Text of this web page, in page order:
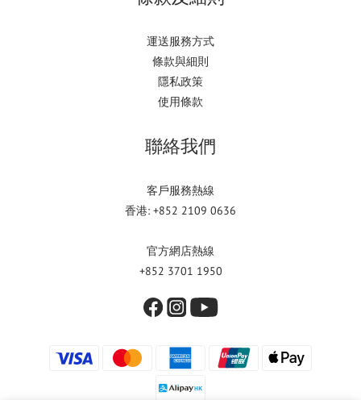
運送服務方式
條款與細則
隱私政策
使用條款
聯絡我們
客戶服務熱線
香港: +852 2109 0636
官方網店熱線
+852 3701 1950